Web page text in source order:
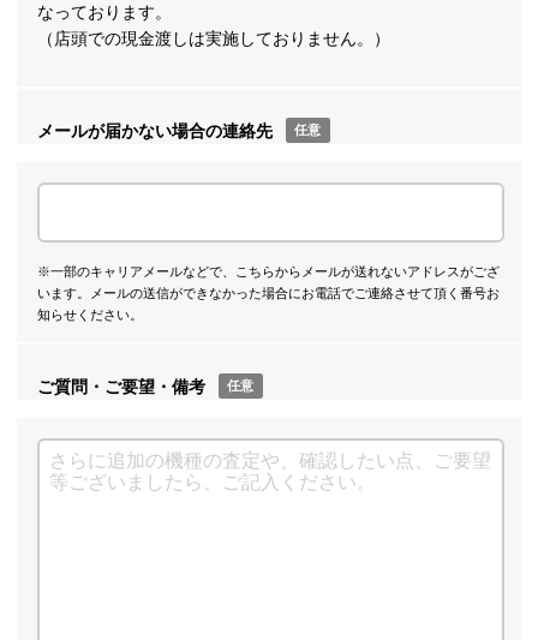
なっております。
（店頭での現金渡しは実施しておりません。）
メールが届かない場合の連絡先 任意
※一部のキャリアメールなどで、こちらからメールが送れないアドレスがござ
います。メールの送信ができなかった場合にお電話でご連絡させて頂く番号お
知らせください。
ご質問・ご要望・備考 任意